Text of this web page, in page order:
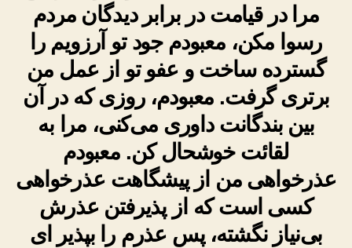
مرا در قیامت در برابر دیدگان مردم
رسوا مکن، معبودم جود تو آرزویم را
گسترده ساخت و عفو تو از عمل من
برتری گرفت. معبودم، روزی که در آن
بین بندگانت داوری می‌کنی، مرا به
لقائت خوشحال کن. معبودم
عذرخواهی من از پیشگاهت عذرخواهی
کسی است که از پذیرفتن عذرش
بی‌نیاز نگشته، پس عذرم را بپذیر ای